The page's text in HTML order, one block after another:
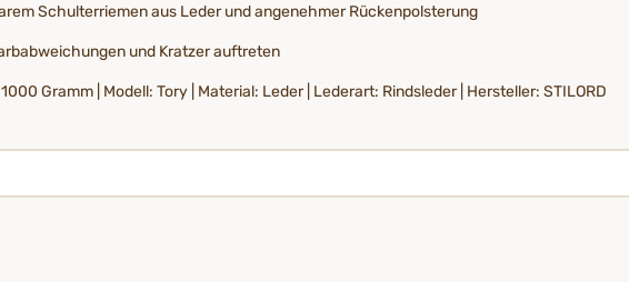
Schulterriemen aus Leder und angenehmer Rückenpolsterung
und Kratzer auftreten
Gramm | Modell: Tory | Material: Leder | Lederart: Rindsleder | Hersteller: STILORD